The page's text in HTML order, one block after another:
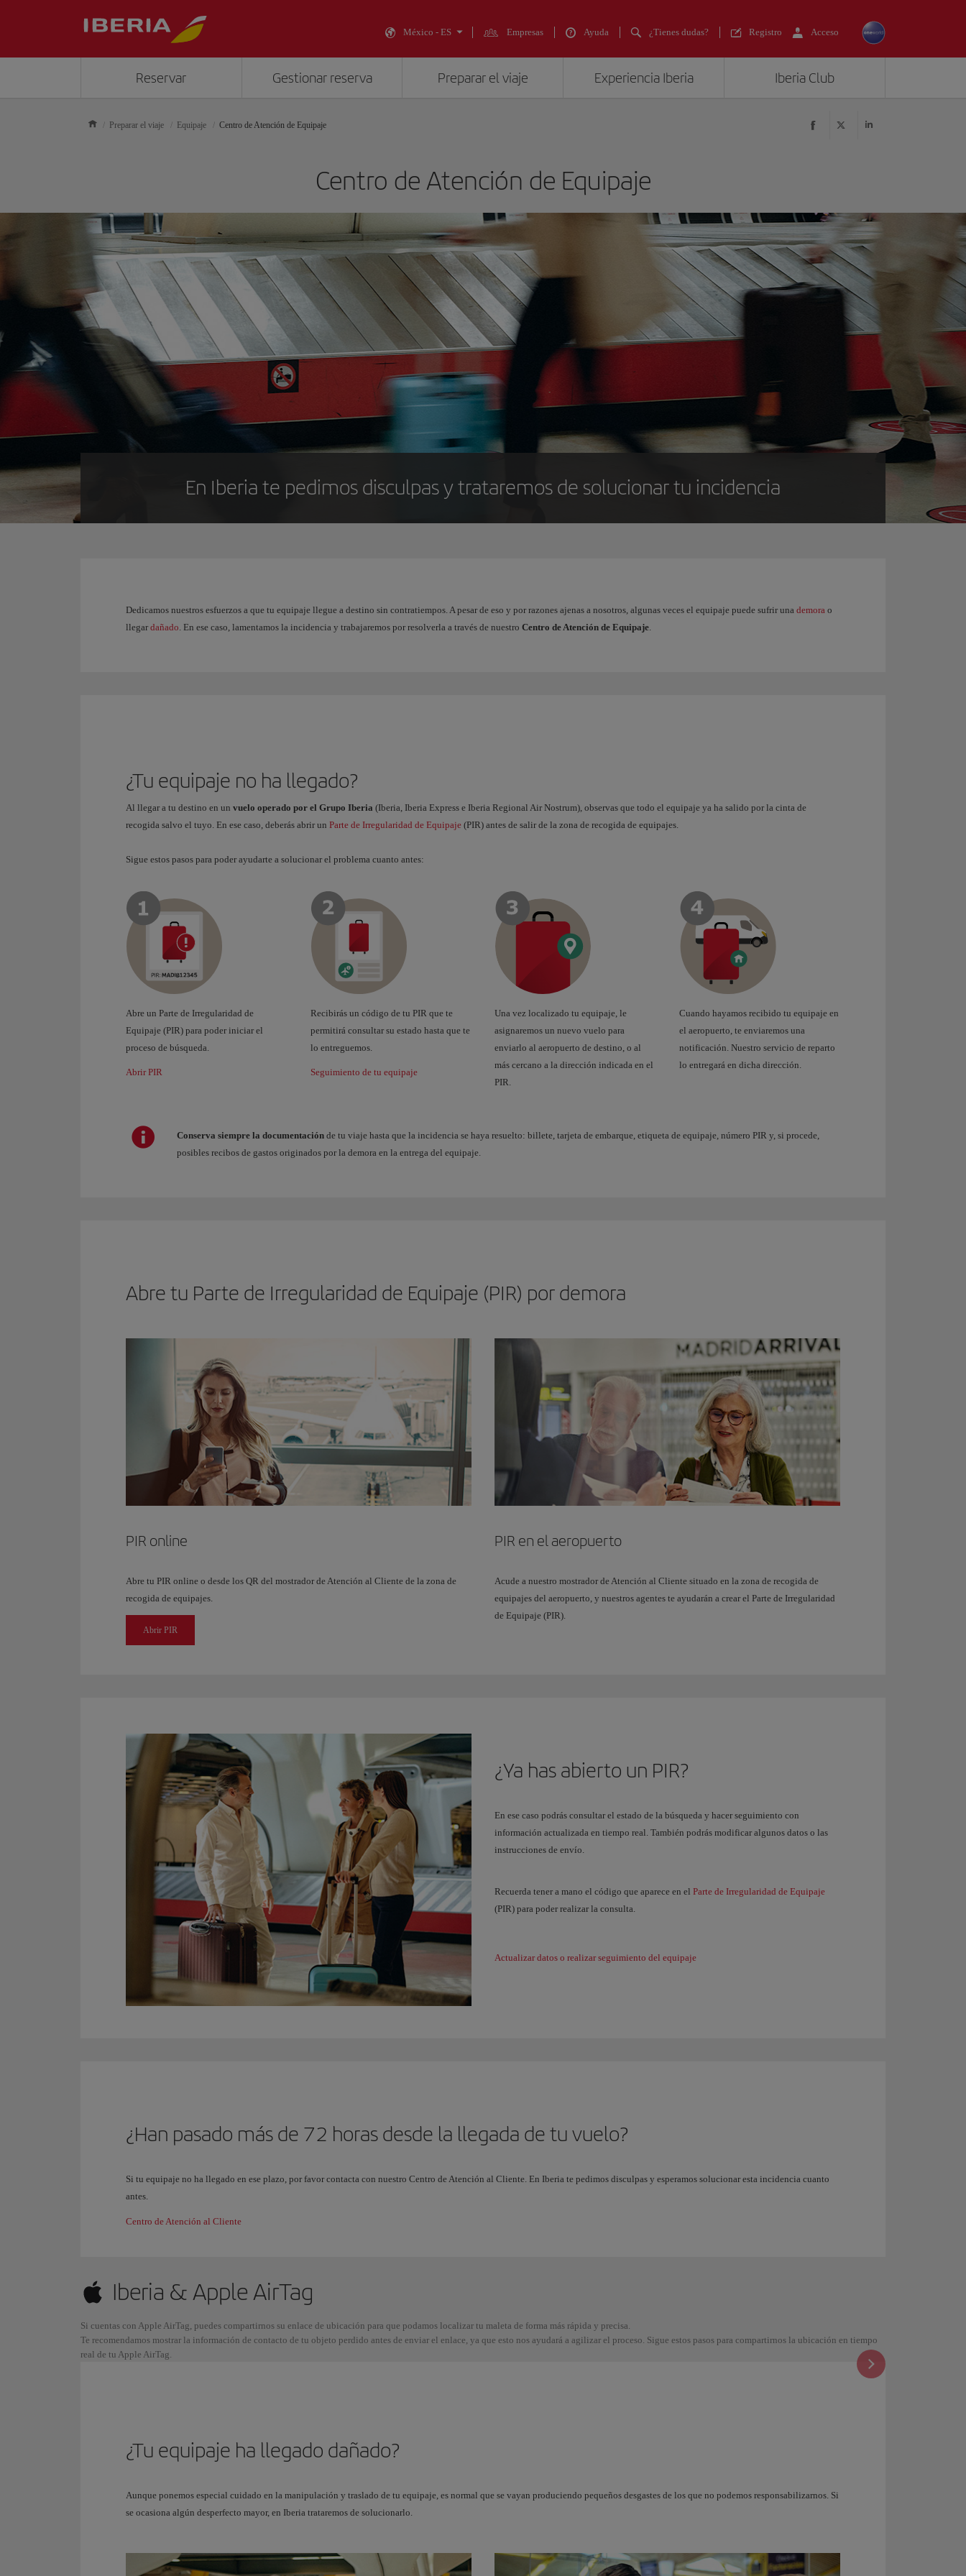
México - ES Empresas Ayuda ¿Tienes dudas? Registro Acceso
Reservar Gestionar reserva Preparar el viaje Experiencia Iberia Iberia Club
Preparar el viaje Equipaje Centro de Atención de Equipaje
Centro de Atención de Equipaje
En Iberia te pedimos disculpas y trataremos de solucionar tu incidencia
Dedicamos nuestros esfuerzos a que tu equipaje llegue a destino sin contratiempos. A pesar de eso y por razones ajenas a nosotros, algunas veces el equipaje puede sufrir una demora o
llegar dañado. En ese caso, lamentamos la incidencia y trabajaremos por resolverla a través de nuestro Centro de Atención de Equipaje.
¿Tu equipaje no ha llegado?
Al llegar a tu destino en un vuelo operado por el Grupo Iberia (Iberia, Iberia Express e Iberia Regional Air Nostrum), observas que todo el equipaje ya ha salido por la cinta de
recogida salvo el tuyo. En ese caso, deberás abrir un Parte de Irregularidad de Equipaje (PIR) antes de salir de la zona de recogida de equipajes.
Sigue estos pasos para poder ayudarte a solucionar el problema cuanto antes:
Abre un Parte de Irregularidad de
Equipaje (PIR) para poder iniciar el
proceso de búsqueda.
Abrir PIR
Recibirás un código de tu PIR que te
permitirá consultar su estado hasta que te
lo entreguemos.
Seguimiento de tu equipaje
Una vez localizado tu equipaje, le
asignaremos un nuevo vuelo para
enviarlo al aeropuerto de destino, o al
más cercano a la dirección indicada en el
PIR.
Cuando hayamos recibido tu equipaje en
el aeropuerto, te enviaremos una
notificación. Nuestro servicio de reparto
lo entregará en dicha dirección.
Conserva siempre la documentaciónde tu viaje hasta que la incidencia se haya resuelto: billete, tarjeta de embarque, etiqueta de equipaje, número PIR y, si procede,
posibles recibos de gastos originados por la demora en la entrega del equipaje.
Abre tu Parte de Irregularidad de Equipaje (PIR) por demora
PIR online
Abre tu PIR online o desde los QR del mostrador de Atención al Cliente de la zona de
recogida de equipajes.
Abrir PIR
PIR en el aeropuerto
Acude a nuestro mostrador de Atención al Cliente situado en la zona de recogida de
equipajes del aeropuerto, y nuestros agentes te ayudarán a crear el Parte de Irregularidad
de Equipaje (PIR).
¿Ya has abierto un PIR?
En ese caso podrás consultar el estado de la búsqueda y hacer seguimiento con
información actualizada en tiempo real. También podrás modificar algunos datos o las
instrucciones de envío.
Recuerda tener a mano el código que aparece en el Parte de Irregularidad de Equipaje
(PIR) para poder realizar la consulta.
Actualizar datos o realizar seguimiento del equipaje
¿Han pasado más de 72 horas desde la llegada de tu vuelo?
Si tu equipaje no ha llegado en ese plazo, por favor contacta con nuestro Centro de Atención al Cliente. En Iberia te pedimos disculpas y esperamos solucionar esta incidencia cuanto
antes.
Centro de Atención al Cliente
Iberia & Apple AirTag
Si cuentas con Apple AirTag, puedes compartirnos su enlace de ubicación para que podamos localizar tu maleta de forma más rápida y precisa.
Te recomendamos mostrar la información de contacto de tu objeto perdido antes de enviar el enlace, ya que esto nos ayudará a agilizar el proceso. Sigue estos pasos para compartirnos la ubicación en tiempo
real de tu Apple AirTag.
¿Tu equipaje ha llegado dañado?
Aunque ponemos especial cuidado en la manipulación y traslado de tu equipaje, es normal que se vayan produciendo pequeños desgastes de los que no podemos responsabilizarnos. Si
se ocasiona algún desperfecto mayor, en Iberia trataremos de solucionarlo.